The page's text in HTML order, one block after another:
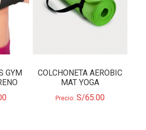
GYM
COLCHONETA AEROBIC
MAT YOGA
Precio: S/65.00